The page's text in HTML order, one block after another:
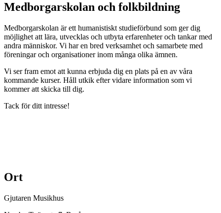
Medborgarskolan och folkbildning
Medborgarskolan är ett humanistiskt studieförbund som ger dig
möjlighet att lära, utvecklas och utbyta erfarenheter och tankar med
andra människor. Vi har en bred verksamhet och samarbete med
föreningar och organisationer inom många olika ämnen.
Vi ser fram emot att kunna erbjuda dig en plats på en av våra
kommande kurser. Håll utkik efter vidare information som vi
kommer att skicka till dig.
Tack för ditt intresse!
Ort
Gjutaren Musikhus